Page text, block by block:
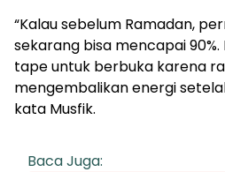
“Kalau sebelum Ramadan,
sekarang bisa mencapai
tape untuk berbuka karena
mengembalikan energi
kata Musfik.
Baca Juga: